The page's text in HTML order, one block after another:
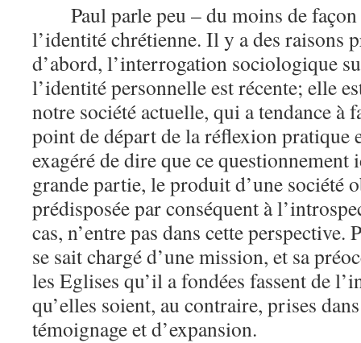
Paul parle peu – du moins de
l’identité chrétienne. Il y a des raisons
d’abord, l’interrogation sociologique
l’identité personnelle est récente; elle
notre société actuelle, qui a tendance à
point de départ de la réflexion pratique
exagéré de dire que ce questionnement
grande partie, le produit d’une société
prédisposée par conséquent à
cas, n’entre pas dans cette perspective.
se sait chargé d’une mission, et sa
les Eglises qu’il a fondées fassent de
qu’elles soient, au contraire, prises
témoignage et d’expansion.